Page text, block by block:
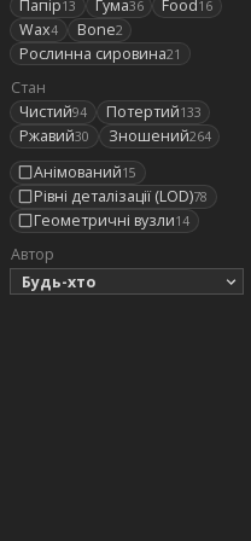
Папір13 Гума36 Food 16
Wax4 Bone2
Рослинна сировина21
Стан
Чистий94 Потертий133
Ржавий30 Зношений264
Анімований15
Рівні деталізації (LOD)78
Геометричні вузли14
Автор
Будь-хто